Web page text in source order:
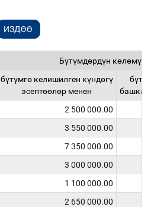
Бүтүмдөрдүн көлөмү
бүтүмгө келишилген күндөгү
эсептөөлөр менен
башка
2 500 000.00
3 550 000.00
7 350 000.00
3 000 000.00
1 100 000.00
2 650 000.00